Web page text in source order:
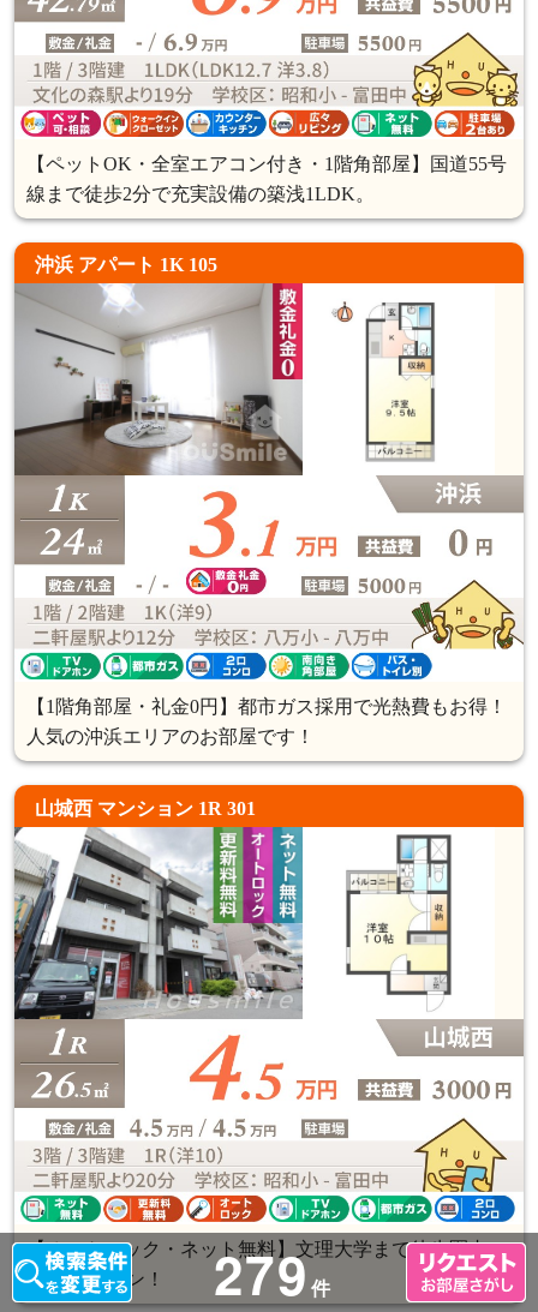
【ペットOK・全室エアコン付き・1階角部屋】国道55号
線まで徒歩2分で充実設備の築浅1LDK。
沖浜 アパート 1K 105
【1階角部屋・礼金0円】都市ガス採用で光熱費もお得！
人気の沖浜エリアのお部屋です！
山城西 マンション 1R 301
【オートロック・ネット無料】文理大学まで徒歩圏内の
1Rマンション！
279件